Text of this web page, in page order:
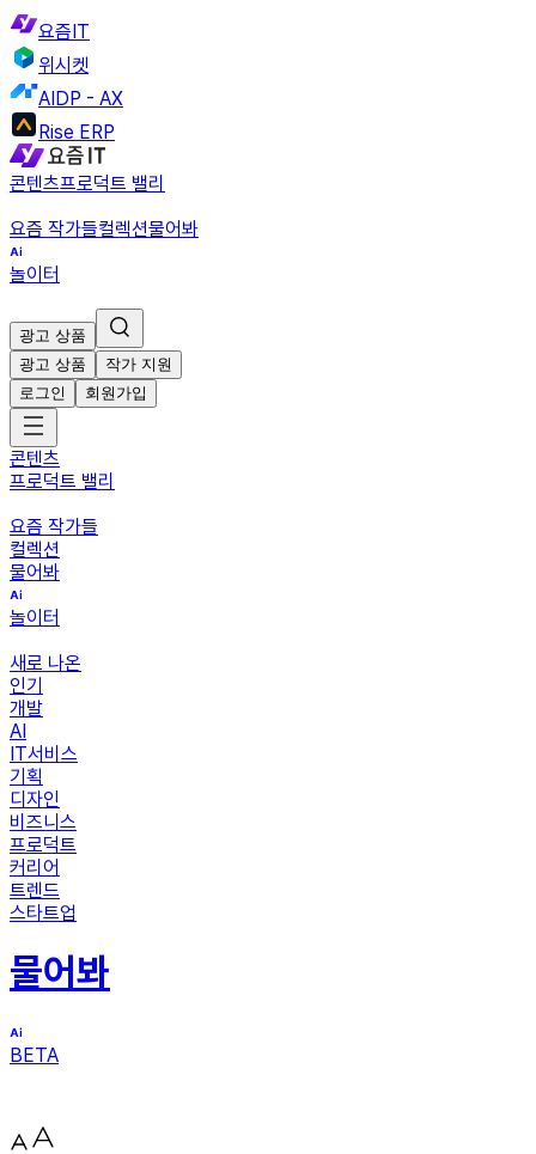
요즘IT
위시켓
AIDP - AX
Rise ERP
콘텐츠프로덕트 밸리
요즘 작가들컬렉션물어봐
놀이터
광고 상품
광고 상품
작가 지원
로그인
회원가입
콘텐츠
프로덕트 밸리
요즘 작가들
컬렉션
물어봐
놀이터
새로 나온
인기
개발
AI
IT서비스
기획
디자인
비즈니스
프로덕트
커리어
트렌드
스타트업
물어봐
BETA